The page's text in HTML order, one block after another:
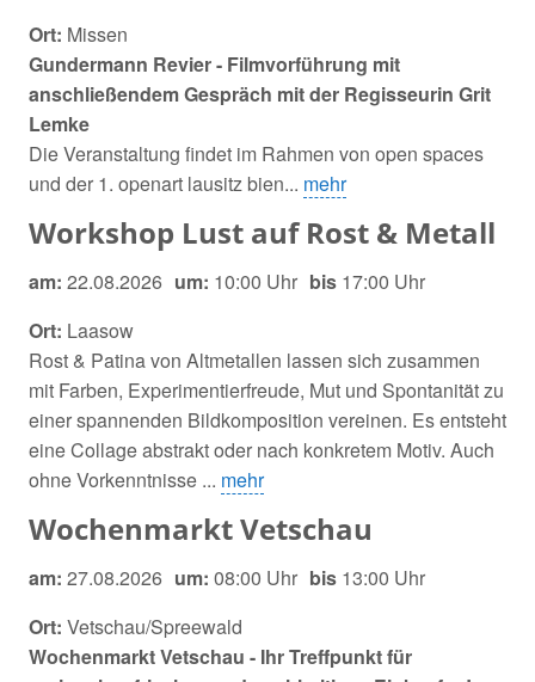
Ort: Missen
Gundermann Revier - Filmvorführung mit
anschließendem Gespräch mit der Regisseurin Grit
Lemke
Die Veranstaltung findet im Rahmen von open spaces
und der 1. openart lausitz bien... mehr
Workshop Lust auf Rost & Metall
am: 22.08.2026 um: 10:00 Uhr bis 17:00 Uhr
Ort: Laasow
Rost & Patina von Altmetallen lassen sich zusammen
mit Farben, Experimentierfreude, Mut und Spontanität zu
einer spannenden Bildkomposition vereinen. Es entsteht
eine Collage abstrakt oder nach konkretem Motiv. Auch
ohne Vorkenntnisse ... mehr
Wochenmarkt Vetschau
am: 27.08.2026 um: 08:00 Uhr bis 13:00 Uhr
Ort: Vetschau/Spreewald
Wochenmarkt Vetschau - Ihr Treffpunkt für